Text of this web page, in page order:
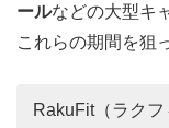
ールなどの大型キ
これらの期間を狙
RakuFit（ラク